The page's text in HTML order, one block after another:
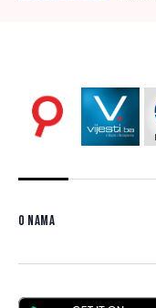
O nama